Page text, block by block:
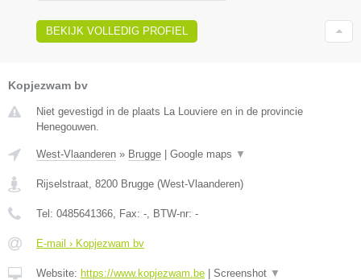
BEKIJK VOLLEDIG PROFIEL
Kopjezwam bv
Niet gevestigd in de plaats La Louviere en in de provincie
Henegouwen.
West-Vlaanderen » Brugge | Google maps ▼
Rijselstraat 8200 Brugge (West-Vlaanderen)
Tel: 0485641366 , Fax: - , BTW-nr: -
E-mail › Kopjezwam bv
Website: https://www.kopjezwam.be | Screenshot ▼